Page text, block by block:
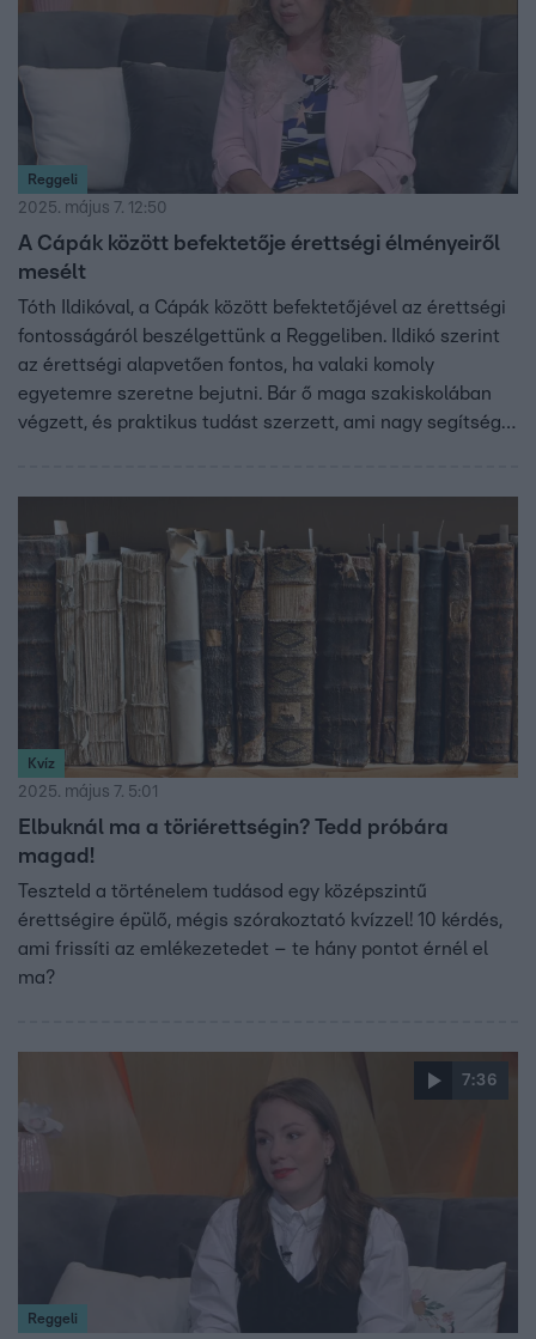
Reggeli
2025. május 7. 12:50
A Cápák között befektetője érettségi élményeiről
mesélt
Tóth Ildikóval, a Cápák között befektetőjével az érettségi
fontosságáról beszélgettünk a Reggeliben. Ildikó szerint
az érettségi alapvetően fontos, ha valaki komoly
egyetemre szeretne bejutni. Bár ő maga szakiskolában
végzett, és praktikus tudást szerzett, ami nagy segítség
Kvíz
2025. május 7. 5:01
Elbuknál ma a töriérettségin? Tedd próbára
magad!
Teszteld a történelem tudásod egy középszintű
érettségire épülő, mégis szórakoztató kvízzel! 10 kérdés,
ami frissíti az emlékezetedet – te hány pontot érnél el
ma?
7:36
Reggeli